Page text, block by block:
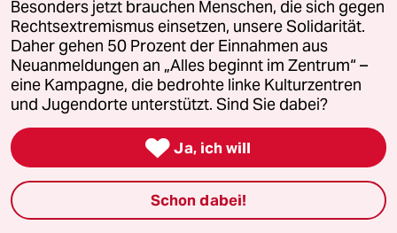
Bezirksamt seit Jahren probiert hat,
hat nämlich erwiesener Maßen nicht
funktioniert. Und ja, man sollte den
Zaun von anderen Maßnahmen
flankieren; zum Beispiel in dem man
gesetzlich härter durchgreift, so dass
Dealer nicht gleich wieder am
nächsten Tag von einem Richter
freigesetzt werden.
Besonders jetzt brauchen Menschen, die sich gegen
Rechtsextremismus einsetzen, unsere Solidarität.
Daher gehen 50 Prozent der Einnahmen aus
Neuanmeldungen an „Alles beginnt im Zentrum“ –
eine Kampagne, die bedrohte linke Kulturzentren
und Jugendorte unterstützt. Sind Sie dabei?
 Ja, ich will
Schon dabei!